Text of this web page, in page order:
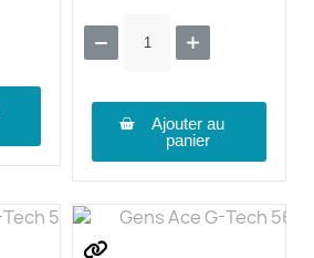
Ajouter au
panier